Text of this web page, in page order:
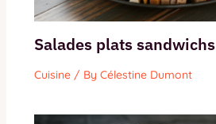
Salades plats sandwichs
Cuisine/ By Célestine Dumont